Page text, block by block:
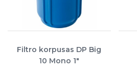
Filtro korpusas DP Big
10 Mono 1"